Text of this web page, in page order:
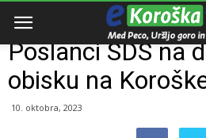
Domov
Poslanci SDS na
obisku na
10. oktobra, 2023